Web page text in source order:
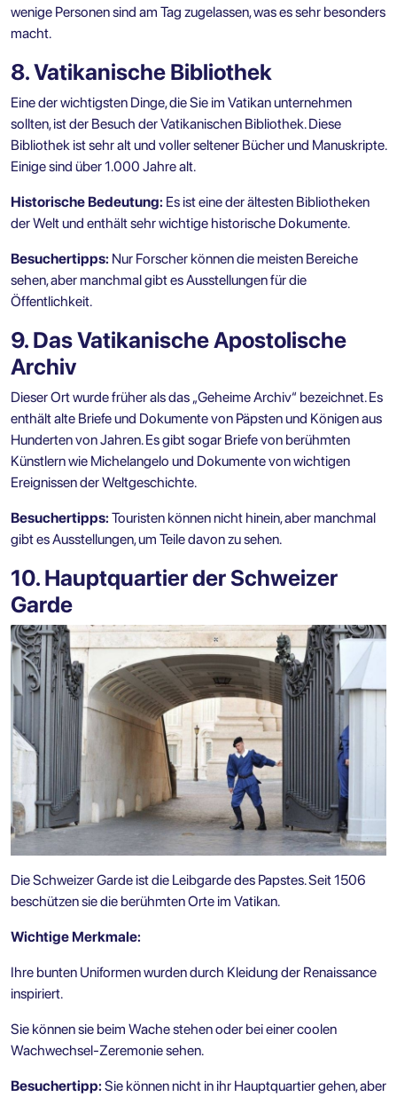
wenige Personen sind am Tag zugelassen, was es sehr besonders
macht.
8. Vatikanische Bibliothek
Eine der wichtigsten Dinge, die Sie im Vatikan unternehmen
sollten, ist der Besuch der Vatikanischen Bibliothek. Diese
Bibliothek ist sehr alt und voller seltener Bücher und Manuskripte.
Einige sind über 1.000 Jahre alt.
Historische Bedeutung: Es ist eine der ältesten Bibliotheken
der Welt und enthält sehr wichtige historische Dokumente.
Besuchertipps: Nur Forscher können die meisten Bereiche
sehen, aber manchmal gibt es Ausstellungen für die
Öffentlichkeit.
9. Das Vatikanische Apostolische
Archiv
Dieser Ort wurde früher als das „Geheime Archiv“ bezeichnet. Es
enthält alte Briefe und Dokumente von Päpsten und Königen aus
Hunderten von Jahren. Es gibt sogar Briefe von berühmten
Künstlern wie Michelangelo und Dokumente von wichtigen
Ereignissen der Weltgeschichte.
Besuchertipps: Touristen können nicht hinein, aber manchmal
gibt es Ausstellungen, um Teile davon zu sehen.
10. Hauptquartier der Schweizer
Garde
Die Schweizer Garde ist die Leibgarde des Papstes. Seit 1506
beschützen sie die berühmten Orte im Vatikan.
Wichtige Merkmale:
Ihre bunten Uniformen wurden durch Kleidung der Renaissance
inspiriert.
Sie können sie beim Wache stehen oder bei einer coolen
Wachwechsel-Zeremonie sehen.
Besuchertipp: Sie können nicht in ihr Hauptquartier gehen, aber